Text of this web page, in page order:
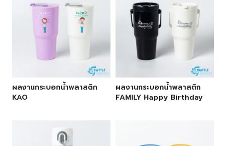
ผลงานกระบอกน้ำพลาสติก
KAO
ผลงานกระบอกน้ำพลาสติก
FAMILY Happy Birthday